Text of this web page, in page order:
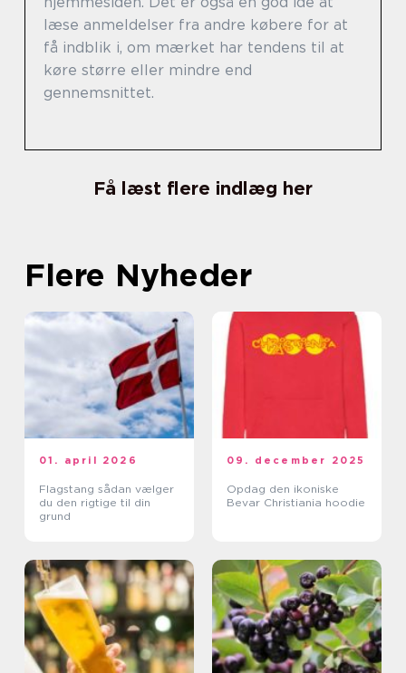
læse anmeldelser fra andre købere for at
få indblik i, om mærket har tendens til at
køre større eller mindre end
gennemsnittet.
Få læst flere indlæg her
Flere Nyheder
01. april 2026
Flagstang sådan vælger
du den rigtige til din
grund
09. december 2025
Opdag den ikoniske
Bevar Christiania hoodie